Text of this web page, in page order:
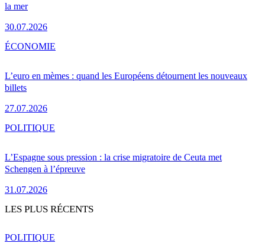
la mer
30.07.2026
L’euro en mèmes : quand les Européens détournent les nouveaux
billets
27.07.2026
ÉCONOMIE
L’Espagne sous pression : la crise migratoire de Ceuta met
Schengen à l’épreuve
31.07.2026
POLITIQUE
LES PLUS RÉCENTS
POLITIQUE